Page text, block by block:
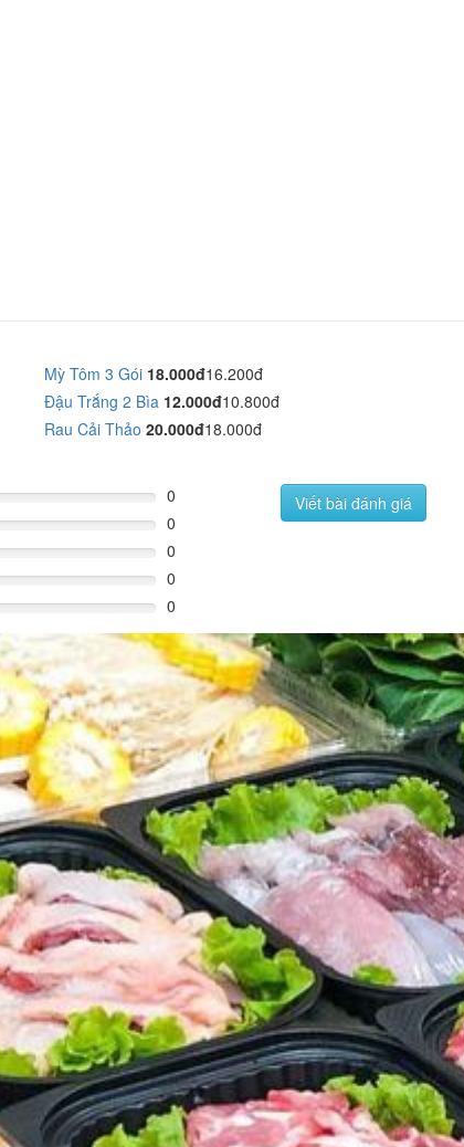
Mỳ Tôm 3 Gói 18.000đ16.200đ
Đậu Trắng 2 Bìa 12.000đ10.800đ
Rau Cải Thảo 20.000đ18.000đ
0
0
0
0
0
Viết bài đánh giá